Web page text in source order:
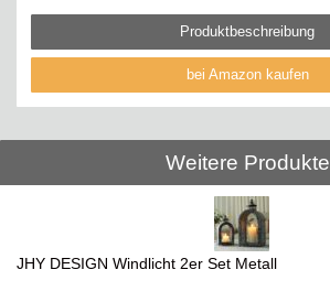
Produktbeschreibung
bei Amazon kaufen
Weitere Produkte
JHY DESIGN Windlicht 2er Set Metall